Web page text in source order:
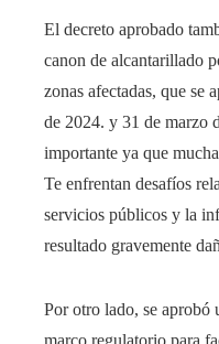
El decreto aprobado
canon de alcantarillado
zonas afectadas, que se
de 2024. y 31 de marzo
importante ya que
Te enfrentan desafíos
servicios públicos y la
resultado gravemente
Por otro lado, se aprobó